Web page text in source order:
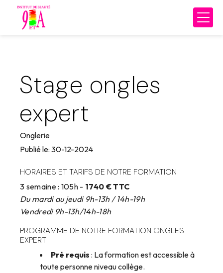
Stage ongles
expert
Onglerie
Publié le: 30-12-2024
HORAIRES ET TARIFS DE NOTRE FORMATION
3 semaine : 105h - 1740 € TTC
Du mardi au jeudi 9h-13h / 14h-19h
Vendredi 9h-13h/14h-18h
PROGRAMME DE NOTRE FORMATION ONGLES
EXPERT
Pré requis : La formation est accessible à
toute personne niveau collège.
Panneau de gestion des cookies